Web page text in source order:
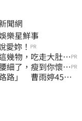
聞網
樂星鮮事
愛妳！ PR
幾物，吃走大肚
PR
細了，瘦到你懷疑PR
路」 曹雨婷45字